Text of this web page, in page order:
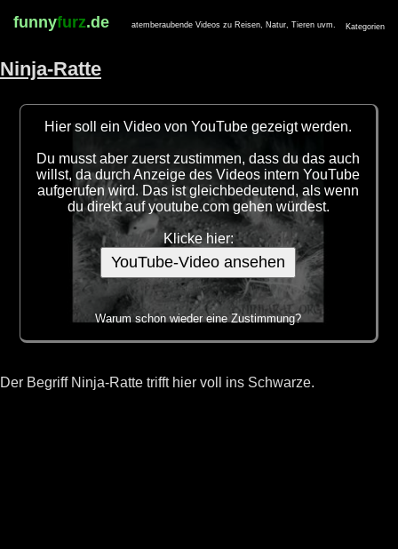
funnyfurz.de atemberaubende Videos zu Reisen, Natur, Tieren uvm. Kategorien
Ninja-Ratte
Hier soll ein Video von YouTube gezeigt werden.
Du musst aber zuerst zustimmen, dass du das auch
willst, da durch Anzeige des Videos intern YouTube
aufgerufen wird. Das ist gleichbedeutend, als wenn
du direkt auf youtube.com gehen würdest.
Klicke hier:
YouTube-Video ansehen
Warum schon wieder eine Zustimmung?
Der Begriff Ninja-Ratte trifft hier voll ins Schwarze.